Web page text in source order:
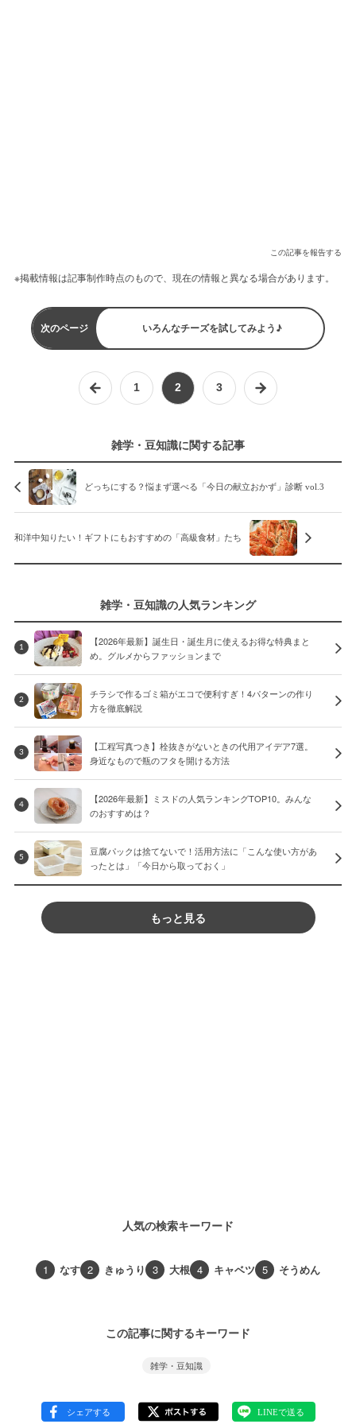
この記事を報告する
※掲載情報は記事制作時点のもので、現在の情報と異なる場合があります。
次のページ いろんなチーズを試してみよう♪
1 2 3
雑学・豆知識に関する記事
どっちにする？悩まず選べる「今日の献立おかず」診断 vol.3
和洋中知りたい！ギフトにもおすすめの「高級食材」たち
雑学・豆知識の人気ランキング
1
【2026年最新】誕生日・誕生月に使えるお得な特典まと
め。グルメからファッションまで
2
チラシで作るゴミ箱がエコで便利すぎ！4パターンの作り
方を徹底解説
3
【工程写真つき】栓抜きがないときの代用アイデア7選。
身近なもので瓶のフタを開ける方法
4
【2026年最新】ミスドの人気ランキングTOP10。みんな
のおすすめは？
5
豆腐パックは捨てないで！活用方法に「こんな使い方があ
ったとは」「今日から取っておく」
もっと見る
人気の検索キーワード
1 なす 2 きゅうり 3 大根 4 キャベツ 5 そうめん
この記事に関するキーワード
雑学・豆知識